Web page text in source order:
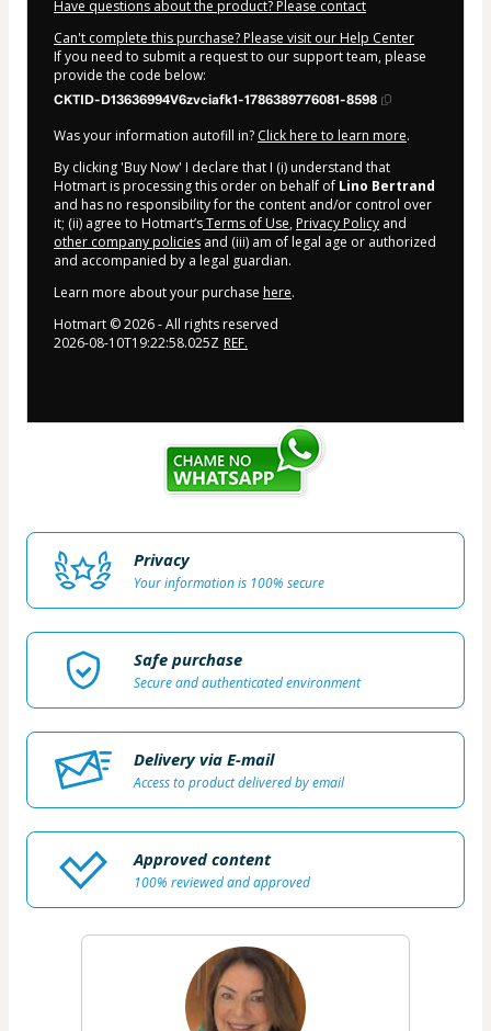
Have questions about the product? Please contact
Can't complete this purchase? Please visit our Help Center
If you need to submit a request to our support team, please
provide the code below:
CKTID-D13636994V6zvciafk1-1786389776081-8598
Was your information autofill in? Click here to learn more.
By clicking 'Buy Now' I declare that I (i) understand that
Hotmart is processing this order on behalf of Lino Bertrand
and has no responsibility for the content and/or control over
it; (ii) agree to Hotmart’sTerms of Use, Privacy Policy and
other company policies and (iii) am of legal age or authorized
and accompanied by a legal guardian.
Learn more about your purchase here.
Hotmart ©2026- All rights reserved
2026-08-10T19:22:58.025Z REF.
Privacy
Your information is 100% secure
Safe purchase
Secure and authenticated environment
Delivery via E-mail
Access to product delivered by email
Approved content
100% reviewed and approved